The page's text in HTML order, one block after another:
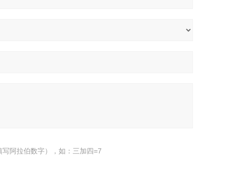
阿拉伯数字），如：三加四=7